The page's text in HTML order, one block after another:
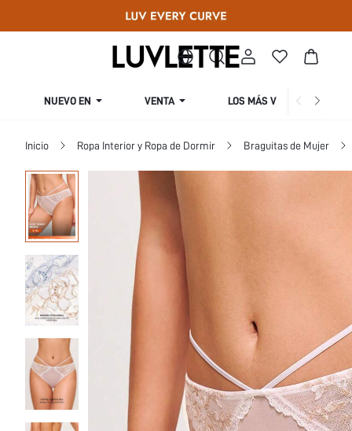
NUEVO EN VENTA LOS MÁS VENDIDOS
Inicio Ropa Interior y Ropa de Dormir Braguitas de Mujer